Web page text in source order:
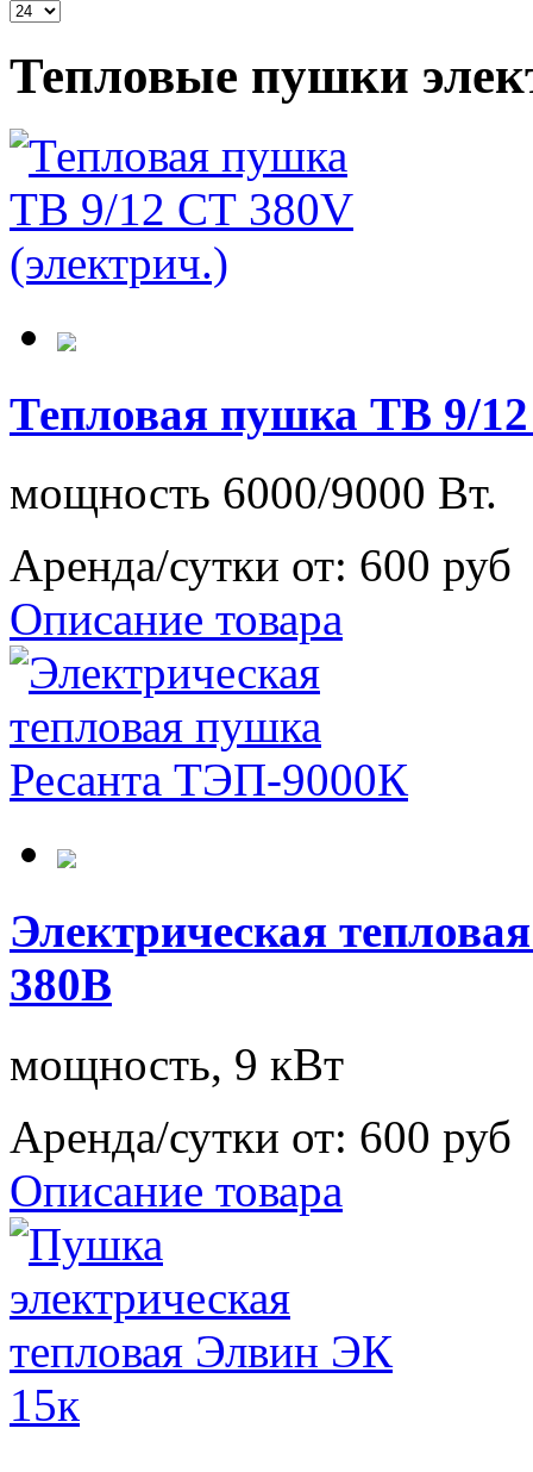
Тепловые пушки
Тепловая пушка ТВ 9/
мощность 6000/9000 Вт.
Аренда/сутки от: 600 руб
Описание товара
Электрическая
380В
мощность, 9 кВт
Аренда/сутки от: 600 руб
Описание товара